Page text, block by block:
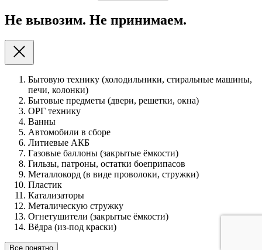
Не вывозим. Не принимаем.
Бытовую технику (холодильники, стиральные машины,
печи, колонки)
Бытовые предметы (двери, решетки, окна)
ОРГ технику
Ванны
Автомобили в сборе
Литиевые АКБ
Газовые баллоны (закрытые ёмкости)
Гильзы, патроны, остатки боеприпасов
Металлокорд (в виде проволоки, стружки)
Пластик
Катализаторы
Металическую стружку
Огнетушители (закрытые ёмкости)
Вёдра (из-под краски)
Все понятно